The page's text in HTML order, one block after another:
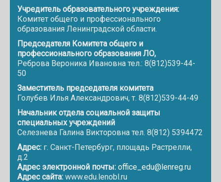
Учредитель образовательного учреждения:
Комитет общего и профессионального
образования Ленинградской области.
Председателя Комитета общего и
профессионального образования ЛО,
Реброва Вероника Ивановна тел.: 8(812)539-44-
50
Заместитель председателя комитета
Голубев Илья Александрович, т. 8(812)539-44-49
Начальник отдела социальной защиты
специальных учреждений
Селезнева Галина Викторовна тел. 8(812) 5394472
Адрес: г. Санкт-Петербург, площадь Растрелли,
д.2
Адрес электронной почты: office_edu@lenreg.ru
Адрес сайта: www.edu.lenobl.ru